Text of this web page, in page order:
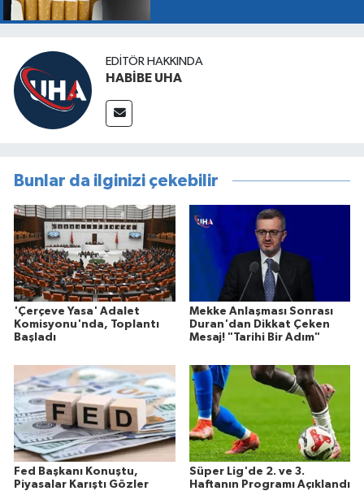
EDITÖR HAKKINDA
HABİBE UHA
Bunlar da ilginizi çekebilir
'Çerçeve Yasa' Adalet
Komisyonu'nda, Toplantı
Başladı
Mekke Anlaşması Sonrası
Duran'dan Dikkat Çeken
Mesaj! "Tarihi Bir Adım"
Fed Başkanı Konuştu,
Piyasalar Karıştı Gözler
Süper Lig'de 2. ve 3.
Haftanın Programı Açıklandı